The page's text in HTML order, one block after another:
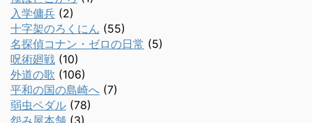
入学傭兵 (2)
十字架のろくにん (55)
名探偵コナン・ゼロの日常 (5)
呪術廻戦 (10)
外道の歌 (106)
平和の国の島崎へ (7)
弱虫ペダル (78)